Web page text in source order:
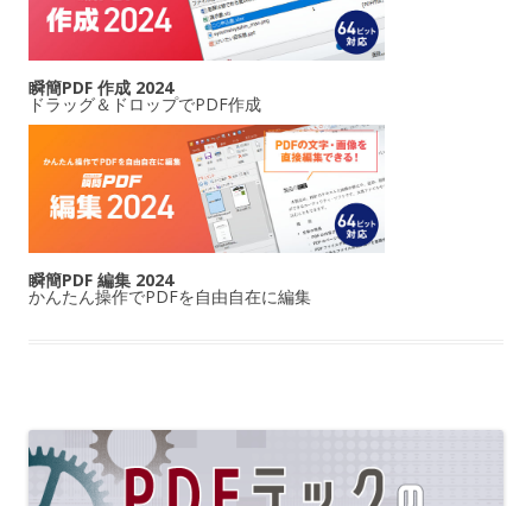
瞬簡PDF 作成 2024
ドラッグ＆ドロップでPDF作成
瞬簡PDF 編集 2024
かんたん操作でPDFを自由自在に編集